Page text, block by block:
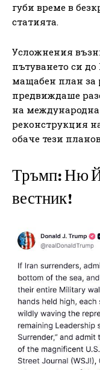
губи време в
статията.
Усложнения
пътуването си
мащабен план за
предвиждаше
на
реконструкция
обаче тези
Тръмп: Ню
вестник!